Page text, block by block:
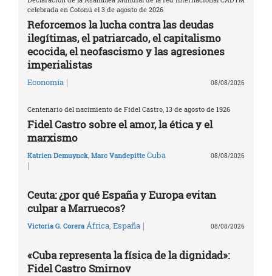
celebrada en Cotonú el 3 de agosto de 2026
Reforcemos la lucha contra las deudas
ilegítimas, el patriarcado, el capitalismo
ecocida, el neofascismo y las agresiones
imperialistas
Economía | 08/08/2026
Centenario del nacimiento de Fidel Castro, 13 de agosto de 1926
Fidel Castro sobre el amor, la ética y el
marxismo
Katrien Demuynck, Marc Vandepitte Cuba
|
08/08/2026
Ceuta: ¿por qué España y Europa evitan
culpar a Marruecos?
Victoria G. Corera África, España | 08/08/2026
«Cuba representa la física de la dignidad»:
Fidel Castro Smirnov